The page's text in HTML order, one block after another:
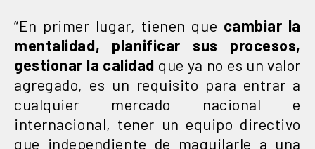
“En primer lugar, tienen que cambiar la
mentalidad, planificar sus procesos,
gestionar la calidad que ya no es un valor
agregado, es un requisito para entrar a
cualquier mercado nacional e
internacional, tener un equipo directivo
que independiente de maquilarle a una